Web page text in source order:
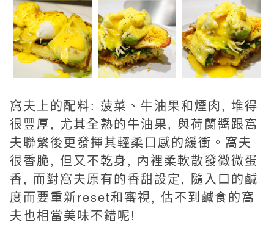
窩夫上的配料: 菠菜、牛油果和煙肉, 堆得
很豐厚, 尤其全熟的牛油果, 與荷蘭醬跟窩
夫聯繫後更發揮其輕柔口感的緩衝。 窩夫
很香脆, 但又不乾身, 內裡柔軟散發微微蛋
香, 而對窩夫原有的香甜設定, 隨入口的鹹
度而要重新reset和審視, 估不到鹹食的窩
夫也相當美味不錯呢!